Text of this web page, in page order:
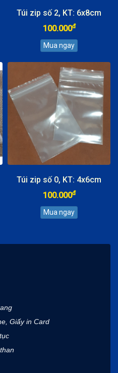
Túi zip số 2, KT: 6x8cm
100.000đ
Túi zip số 0, KT: 4x6cm
100.000đ
Giấy in Card